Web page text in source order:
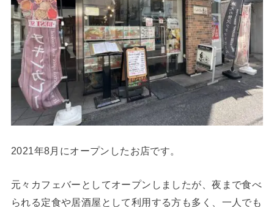
2021年8月にオープンしたお店です。
元々カフェバーとしてオープンしましたが、夜まで食べ
られる定食や居酒屋として利用する方も多く、一人でも